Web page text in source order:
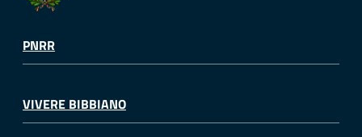
PNRR
VIVERE BIBBIANO